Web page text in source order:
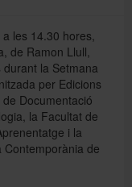
les 14.30 hores,
de Ramon Llull,
la Setmana
per Edicions
Documentació
la Facultat de
i la
Contemporània de